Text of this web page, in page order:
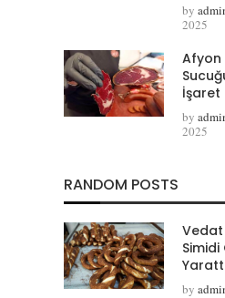
by
2025
Afyon
İşaret
by
2025
RANDOM POSTS
Vedat
by